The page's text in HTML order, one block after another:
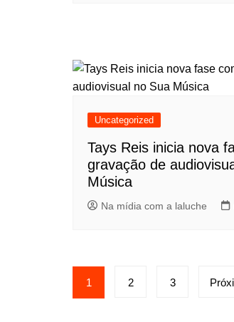
Uncategorized
Tays Reis inicia nova
gravação de
Música
Na mídia com a laluche
1 2 3